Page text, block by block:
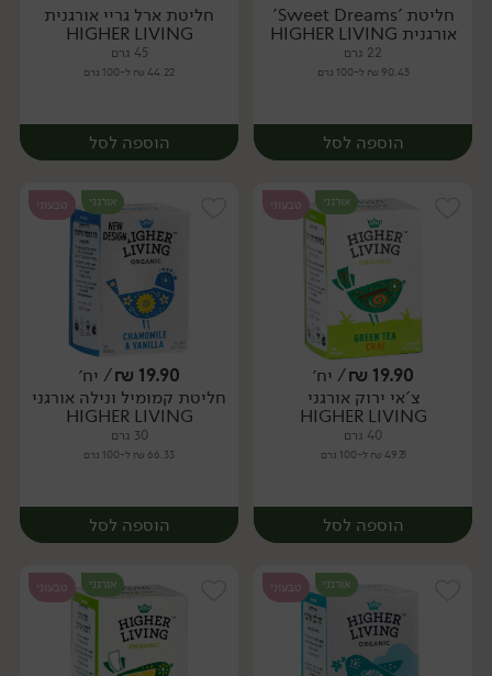
יח׳ יח׳
חליטת 'Sweet Dreams'
אורגנית HIGHER LIVING
22 גרם
90.45 ₪ ל-100 גרם
הוספה לסל
יח׳
חליטת ארל גריי אורגנית
HIGHER LIVING
45 גרם
44.22 ₪ ל-100 גרם
הוספה לסל
יח׳
אורגני טבעוני
19.90
₪/ יח׳
צ'אי ירוק אורגני
HIGHER LIVING
40 גרם
49.75 ₪ ל-100 גרם
הוספה לסל
אורגני טבעוני
19.90
₪/ יח׳
חליטת קמומיל ונילה אורגני
HIGHER LIVING
30 גרם
66.33 ₪ ל-100 גרם
הוספה לסל
אורגני טבעוני אורגני טבעוני